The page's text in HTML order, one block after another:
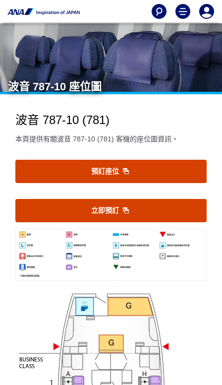
波音 787-10 座位圖
波音 787-10 (781)
本頁提供有關波音 787-10 (781) 客機的座位圖資訊。
預訂座位
立即預訂